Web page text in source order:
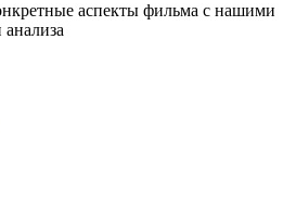
аспекты фильма с нашими